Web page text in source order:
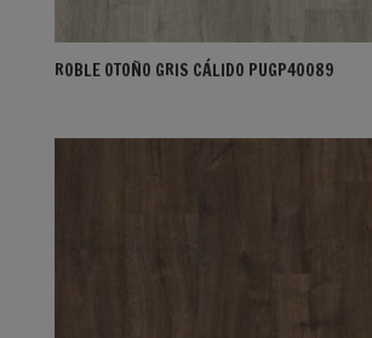
ROBLE OTOÑO GRIS CÁLIDO PUGP40089